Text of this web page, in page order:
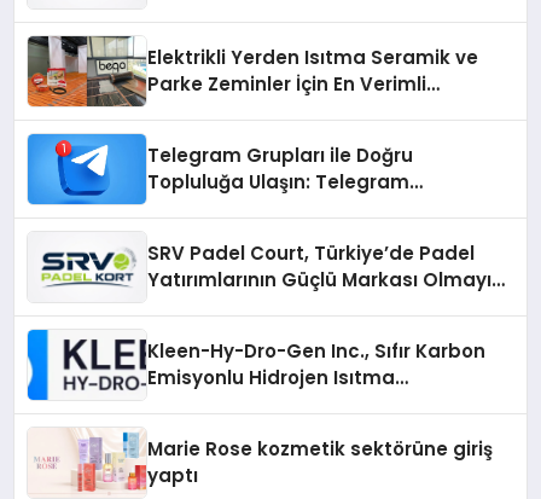
Elektrikli Yerden Isıtma Seramik ve
Parke Zeminler İçin En Verimli
Telegram Grupları ile Doğru
Topluluğa Ulaşın: Telegram
SRV Padel Court, Türkiye’de Padel
Yatırımlarının Güçlü Markası Olmayı
Kleen-Hy-Dro-Gen Inc., Sıfır Karbon
Emisyonlu Hidrojen Isıtma
Marie Rose kozmetik sektörüne giriş
yaptı